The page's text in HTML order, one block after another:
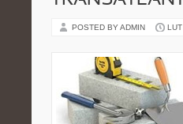
POSTED BY ADMIN